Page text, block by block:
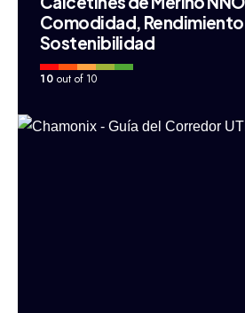
Comodidad,
Sostenibilidad
10 out of 10